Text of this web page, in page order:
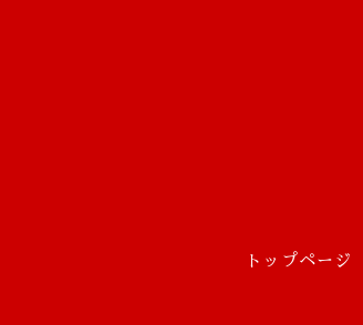
トップページ